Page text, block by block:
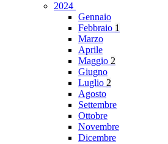
2024
Gennaio
Febbraio 1
Marzo
Aprile
Maggio 2
Giugno
Luglio 2
Agosto
Settembre
Ottobre
Novembre
Dicembre